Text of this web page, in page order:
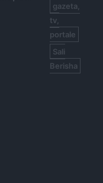
gazeta,
tv,
portale
Sali
Berisha